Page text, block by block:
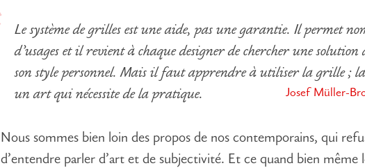
Le système de grilles est une aide, pas une garantie. Il permet
d’usages et il revient à chaque designer de chercher une solution
son style personnel. Mais il faut apprendre à utiliser la grille ;
un art qui nécessite de la pratique.
Josef Müller-
Nous sommes bien loin des propos de nos contemporains, qui
d’entendre parler d’art et de subjectivité. Et ce quand bien même